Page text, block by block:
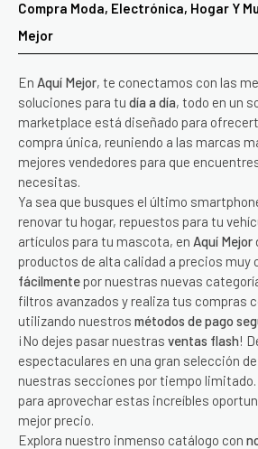
Compra Moda, Electrónica, Hogar Y
Mejor
En Aquí Mejor, te conectamos con las
soluciones para tu día a día, todo en un
marketplace está diseñado para
compra única, reuniendo a las marcas
mejores vendedores para que
necesitas.
Ya sea que busques el último
renovar tu hogar, repuestos para tu
artículos para tu mascota, en Aquí Mejor
productos de alta calidad a precios muy
fácilmente por nuestras nuevas
filtros avanzados y realiza tus compras
utilizando nuestros métodos de pago
¡No dejes pasar nuestras ventas flash!
espectaculares en una gran selección
nuestras secciones por tiempo
para aprovechar estas increíbles
mejor precio.
Explora nuestro inmenso catálogo con